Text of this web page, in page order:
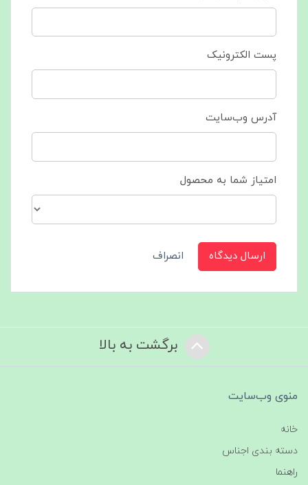
پست الکترونیک
آدرس وب‌سایت
امتیاز شما به محصول
ارسال دیدگاه انصراف
برگشت به بالا
منوی وب‌سایت
خانه
دسته بندی اجناس
راهنما